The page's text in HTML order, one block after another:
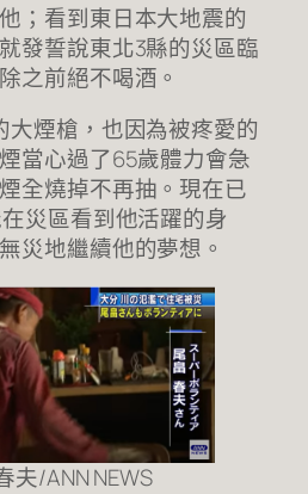
；看到東日本大地震的
發誓說東北3縣的災區臨
之前絕不喝酒。
大煙槍，也因為被疼愛的
當心過了65歲體力會急
全燒掉不再抽。現在已
災區看到他活躍的身
災地繼續他的夢想。
夫/ANN NEWS